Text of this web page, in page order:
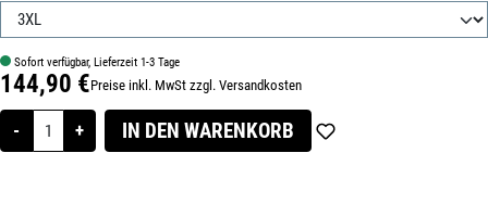
Sofort verfügbar, Lieferzeit 1-3 Tage
Regulärer Preis:
144,90 €Preise inkl. MwSt zzgl. Versandkosten
- + IN DEN WARENKORB